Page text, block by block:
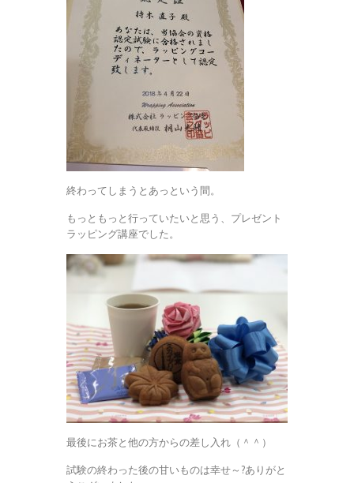
終わってしまうとあっという間。
もっともっと行っていたいと思う、プレゼント
ラッピング講座でした。
最後にお茶と他の方からの差し入れ（＾＾）
試験の終わった後の甘いものは幸せ～?ありがと